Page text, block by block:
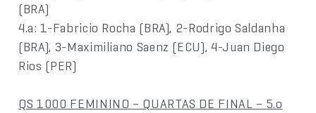
(BRA)
4.a: 1-Fabricio Rocha (BRA), 2-Rodrigo Saldanha
(BRA), 3-Maximiliano Saenz (ECU), 4-Juan Diego
Rios (PER)
QS 1000 FEMININO – QUARTAS DE FINAL – 5.o